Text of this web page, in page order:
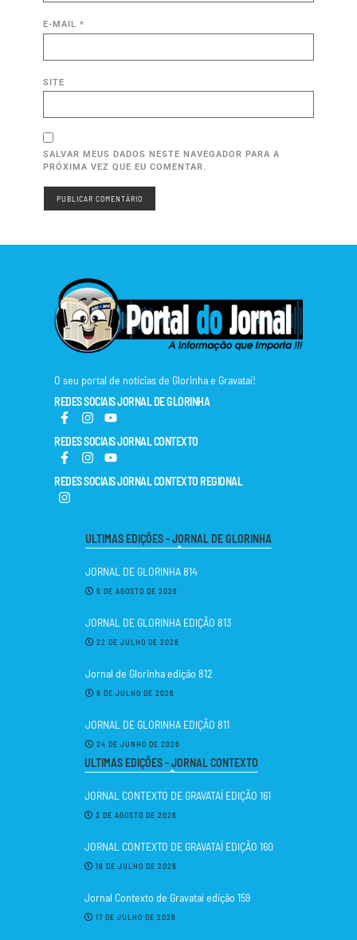
E-MAIL *
SITE
SALVAR MEUS DADOS NESTE NAVEGADOR PARA A
PRÓXIMA VEZ QUE EU COMENTAR.
O seu portal de notícias de Glorinha e Gravataí!
REDES SOCIAIS JORNAL DE GLORINHA
REDES SOCIAIS JORNAL CONTEXTO
REDES SOCIAIS JORNAL CONTEXTO REGIONAL
ULTIMAS EDIÇÕES - JORNAL DE GLORINHA
JORNAL DE GLORINHA 814
5 DE AGOSTO DE 2026
JORNAL DE GLORINHA EDIÇÃO 813
22 DE JULHO DE 2026
Jornal de Glorinha edição 812
8 DE JULHO DE 2026
JORNAL DE GLORINHA EDIÇÃO 811
24 DE JUNHO DE 2026
ULTIMAS EDIÇÕES - JORNAL CONTEXTO
JORNAL CONTEXTO DE GRAVATAÍ EDIÇÃO 161
3 DE AGOSTO DE 2026
JORNAL CONTEXTO DE GRAVATAÍ EDIÇÃO 160
18 DE JULHO DE 2026
Jornal Contexto de Gravataí edição 159
17 DE JULHO DE 2026